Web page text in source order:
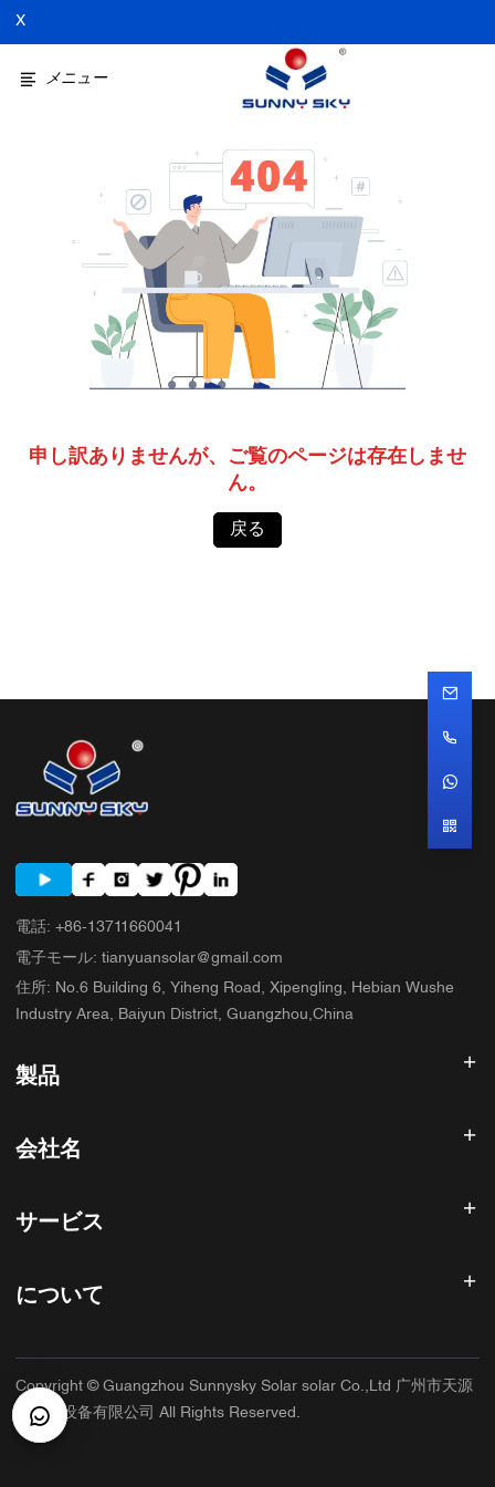
X
メニュー
申し訳ありませんが、ご覧のページは存在しませ
ん。
戻る
電話: +86-13711660041
電子モール: tianyuansolar@gmail.com
住所: No.6 Building 6, Yiheng Road, Xipengling, Hebian Wushe
Industry Area, Baiyun District, Guangzhou,China
製品
ソーラーパネル
太陽光発電システム
ソーラー充電コントローラー
会社名
製品
私たちについて
サービス
返金ポリシー
利用規約
配送と配達
について
主な用途
Copyright © Guangzhou Sunnysky Solar solar Co.,Ltd 广州市天源
太阳能设备有限公司 All Rights Reserved.